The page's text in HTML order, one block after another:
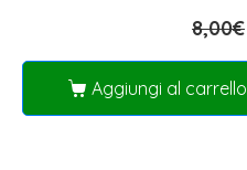
8,00€
Aggiungi al carrello